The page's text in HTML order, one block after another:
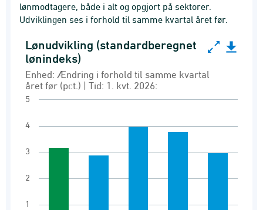
lønmodtagere, både i alt og opgjort på sektorer.
Udviklingen ses i forhold til samme kvartal året før.
Lønudvikling (standardberegnet lønindeks)
Bar chart with 5 bars.
Enhed: Ændring i forhold til samme kvartal
View as data table, Lønudvikling
The chart has 1 X axis displaying Sektor.
Lønudvikling (standardberegnet
lønindeks)
Enhed: Ændring i forhold til samme kvartal
året før (pct.) | Tid: 1. kvt. 2026:
1
2
3
4
5